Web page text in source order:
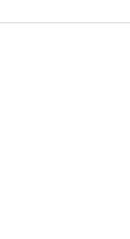
psicologico,
in azione,
concreti e